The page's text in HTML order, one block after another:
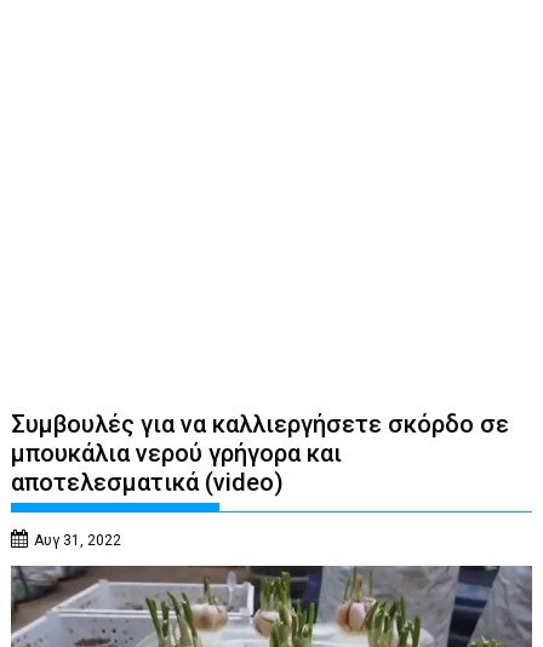
Συμβουλές για να καλλιεργήσετε σκόρδο σε
μπουκάλια νερού γρήγορα και
αποτελεσματικά (video)
Αυγ 31, 2022